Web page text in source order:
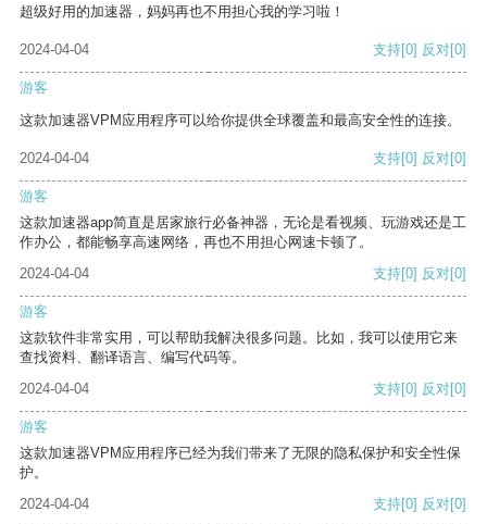
超级好用的加速器，妈妈再也不用担心我的学习啦！
2024-04-04 支持[0] 反对[0]
游客
这款加速器VPM应用程序可以给你提供全球覆盖和最高安全性的连接。
2024-04-04 支持[0] 反对[0]
游客
这款加速器app简直是居家旅行必备神器，无论是看视频、玩游戏还是工
作办公，都能畅享高速网络，再也不用担心网速卡顿了。
2024-04-04
支持[0] 反对[0]
游客
这款软件非常实用，可以帮助我解决很多问题。比如，我可以使用它来
查找资料、翻译语言、编写代码等。
2024-04-04
支持[0] 反对[0]
游客
这款加速器VPM应用程序已经为我们带来了无限的隐私保护和安全性保
护。
2024-04-04
支持[0] 反对[0]